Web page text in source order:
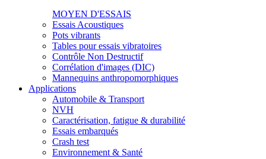
MOYEN D'ESSAIS
Essais Acoustiques
Pots vibrants
Tables pour essais vibratoires
Contrôle Non Destructif
Corrélation d'images (DIC)
Mannequins anthropomorphiques
Applications
Automobile & Transport
NVH
Caractérisation, fatigue & durabilité
Essais embarqués
Crash test
Environnement & Santé